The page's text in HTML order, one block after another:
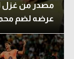
مصدر من غزل
عرضه لضم